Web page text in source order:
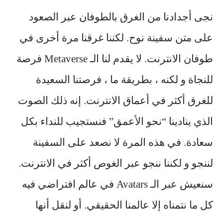
نجى أجدادنا من الغرق بالطوفان عبر الصعود
على متن سفينة نوح. لكننا غرقنا مرة أخرى في
طوفان الانترنت. لا يقدم لنا الـ Metaverse فرصة
للنجاة و لكنه ، بطريقة ما ، فرصتنا السعيدة
للغرق أكثر في أعماق الانترنت. إنه ذلك الصوت
الذي ينادينا “نحو الأعمق” فنستجيب للنداء بكل
سعادة. في هذه المرة لا نصعد على السفينة
لننجو و لكننا ننجو عبر الغوص أكثر في الانترنت.
سنعيش عبر الـ Avatars في عالم افتراضي فيه
كل ما نتمناه إلا عالمنا الحقيقي. أو لنقل أنها